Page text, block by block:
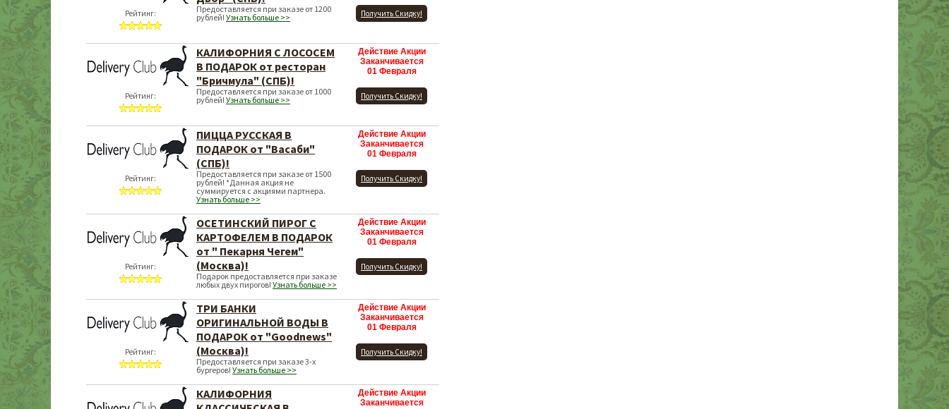
Рейтинг:
Предоставляется при заказе от 1200
рублей! Узнать больше >> Получить Скидку!
Рейтинг:
КАЛИФОРНИЯ С ЛОСОСЕМ
В ПОДАРОК от ресторан
"Бричмула" (СПБ)!
Предоставляется при заказе от 1000
рублей! Узнать больше >>
Действие Акции
Заканчивается
01 Февраля
Получить Скидку!
Рейтинг:
ПИЦЦА РУССКАЯ В
ПОДАРОК от "Васаби"
(СПБ)!
Предоставляется при заказе от 1500
рублей! *Данная акция не
суммируется с акциями партнера.
Узнать больше >>
Действие Акции
Заканчивается
01 Февраля
Получить Скидку!
Рейтинг:
ОСЕТИНСКИЙ ПИРОГ С
КАРТОФЕЛЕМ В ПОДАРОК
от " Пекарня Чегем"
(Москва)!
Подарок предоставляется при заказе
любых двух пирогов! Узнать больше >>
Действие Акции
Заканчивается
01 Февраля
Получить Скидку!
Рейтинг:
ТРИ БАНКИ
ОРИГИНАЛЬНОЙ ВОДЫ В
ПОДАРОК от "Goodnews"
(Москва)!
Предоставляется при заказе 3-х
бургеров! Узнать больше >>
Действие Акции
Заканчивается
01 Февраля
Получить Скидку!
КАЛИФОРНИЯ
Действие Акции
Заканчивается